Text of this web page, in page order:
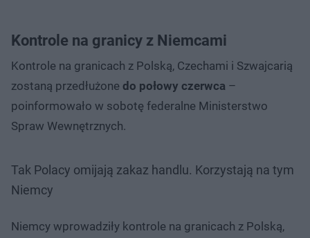
Kontrole na granicy z Niemcami
Kontrole na granicach z Polską, Czechami i Szwajcarią
zostaną przedłużone do połowy czerwca –
poinformowało w sobotę federalne Ministerstwo
Spraw Wewnętrznych.
Tak Polacy omijają zakaz handlu. Korzystają na tym
Niemcy
Niemcy wprowadziły kontrole na granicach z Polską,